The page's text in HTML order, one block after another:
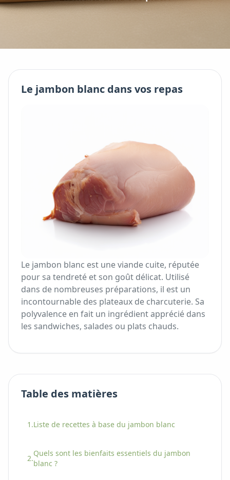
Le jambon blanc dans vos repas
Le jambon blanc est une viande cuite, réputée
pour sa tendreté et son goût délicat. Utilisé
dans de nombreuses préparations, il est un
incontournable des plateaux de charcuterie. Sa
polyvalence en fait un ingrédient apprécié dans
les sandwiches, salades ou plats chauds.
Table des matières
1.Liste de recettes à base du jambon blanc
2.
Quels sont les bienfaits essentiels du jambon
blanc ?